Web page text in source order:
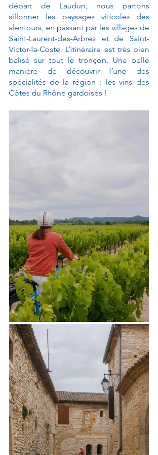
départ de Laudun, nous partons
sillonner les paysages viticoles des
alentours, en passant par les villages de
Saint-Laurent-des-Arbres et de Saint-
Victor-la-Coste. L’itinéraire est très bien
balisé sur tout le tronçon. Une belle
manière de découvrir l’une des
spécialités de la région : les vins des
Côtes du Rhône gardoises !